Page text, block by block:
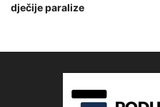
dječije paralize